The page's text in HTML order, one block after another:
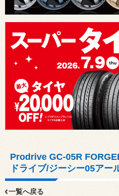
Prodrive GC-05R
ドライブ/ジーシー05アー
一覧へ戻る